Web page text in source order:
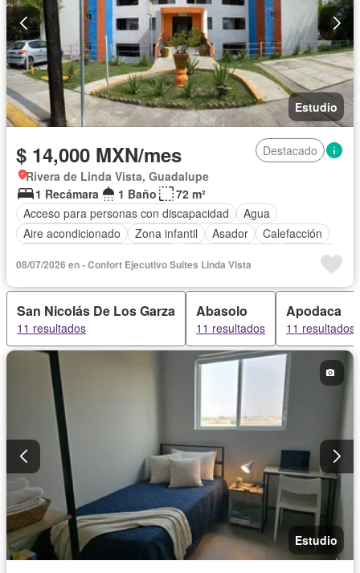
Estudio
$ 14,000 MXN/mes
Destacado
Rivera de Linda Vista, Guadalupe
1 Recámara
1 Baño
72 m²
Acceso para personas con discapacidad
Agua
Aire acondicionado
Zona infantil Asador
Calefacción
Elevador
Estacionamiento
Internet
Despacho
Televisión por cable
Wifi Completamente amueblado
08/07/2026 en - Confort Ejecutivo Suites Linda Vista
San Nicolás De Los Garza
11 resultados
Abasolo
11 resultados
Apodaca
11 resultados
Estudio